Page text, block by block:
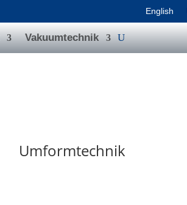
English
Vakuumtechnik
Umformtechnik